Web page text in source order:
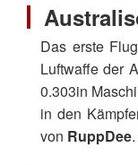
Das erste
Luftwaffe der
0.303in
in den
von RuppDee.